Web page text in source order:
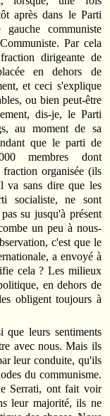
après dans le Parti
communiste
Par cela
dirigeante de
en dehors de
et ceci s'explique
ou bien peut-être
dis-je, le Parti
au moment de sa
que le parti de
membres dont
fraction organisée (ils
va sans dire que les
socialiste, ne sont
su jusqu'à présent
un peu à nous-
c'est que le
a envoyé à
cela ? Les milieux
en dehors de
obligent toujours à
que leurs sentiments
avec nous. Mais ils
leur conduite, qu'ils
du communisme.
Serrati, ont fait voir
leur majorité, ils ne